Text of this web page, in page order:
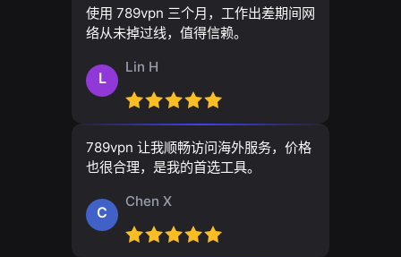
使用 789vpn 三个月，工作出差期间网
络从未掉过线，值得信赖。
L
Lin H
789vpn 让我顺畅访问海外服务，价格
也很合理，是我的首选工具。
C
Chen X